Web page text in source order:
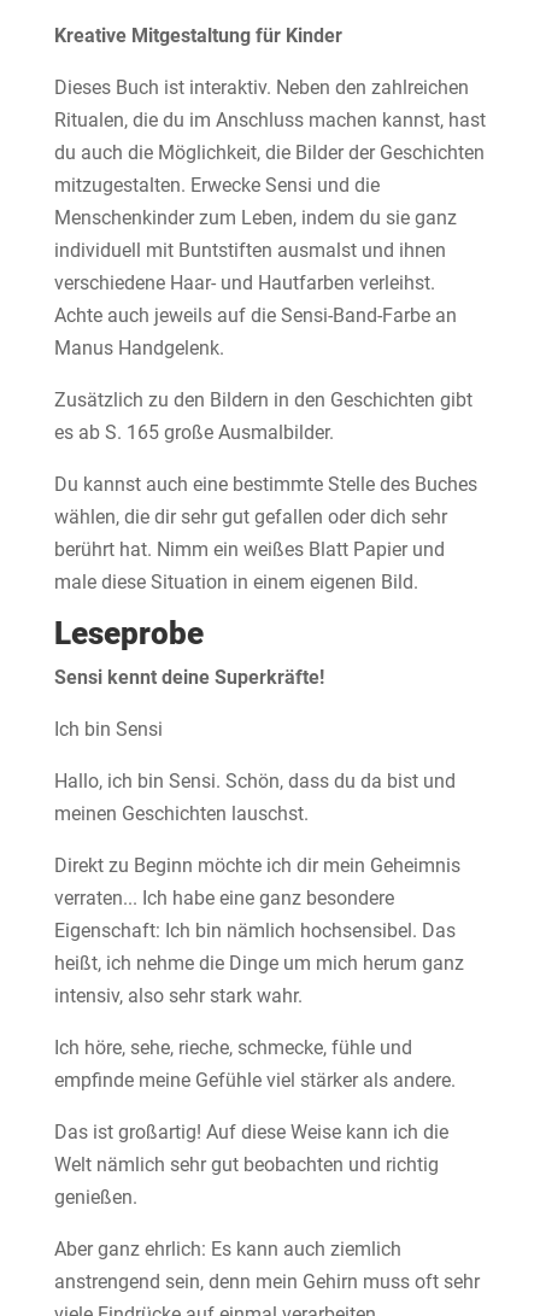
Kreative Mitgestaltung für Kinder
Dieses Buch ist interaktiv. Neben den zahlreichen
Ritualen, die du im Anschluss machen kannst, hast
du auch die Möglichkeit, die Bilder der Geschichten
mitzugestalten. Erwecke Sensi und die
Menschenkinder zum Leben, indem du sie ganz
individuell mit Buntstiften ausmalst und ihnen
verschiedene Haar- und Hautfarben verleihst.
Achte auch jeweils auf die Sensi-Band-Farbe an
Manus Handgelenk.
Zusätzlich zu den Bildern in den Geschichten gibt
es ab S. 165 große Ausmalbilder.
Du kannst auch eine bestimmte Stelle des Buches
wählen, die dir sehr gut gefallen oder dich sehr
berührt hat. Nimm ein weißes Blatt Papier und
male diese Situation in einem eigenen Bild.
Leseprobe
Sensi kennt deine Superkräfte!
Ich bin Sensi
Hallo, ich bin Sensi. Schön, dass du da bist und
meinen Geschichten lauschst.
Direkt zu Beginn möchte ich dir mein Geheimnis
verraten... Ich habe eine ganz besondere
Eigenschaft: Ich bin nämlich hochsensibel. Das
heißt, ich nehme die Dinge um mich herum ganz
intensiv, also sehr stark wahr.
Ich höre, sehe, rieche, schmecke, fühle und
empfinde meine Gefühle viel stärker als andere.
Das ist großartig! Auf diese Weise kann ich die
Welt nämlich sehr gut beobachten und richtig
genießen.
Aber ganz ehrlich: Es kann auch ziemlich
anstrengend sein, denn mein Gehirn muss oft sehr